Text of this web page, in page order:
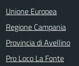
Unione Europea
Regione Campania
Provincia di Avellino
Pro Loco La Fonte